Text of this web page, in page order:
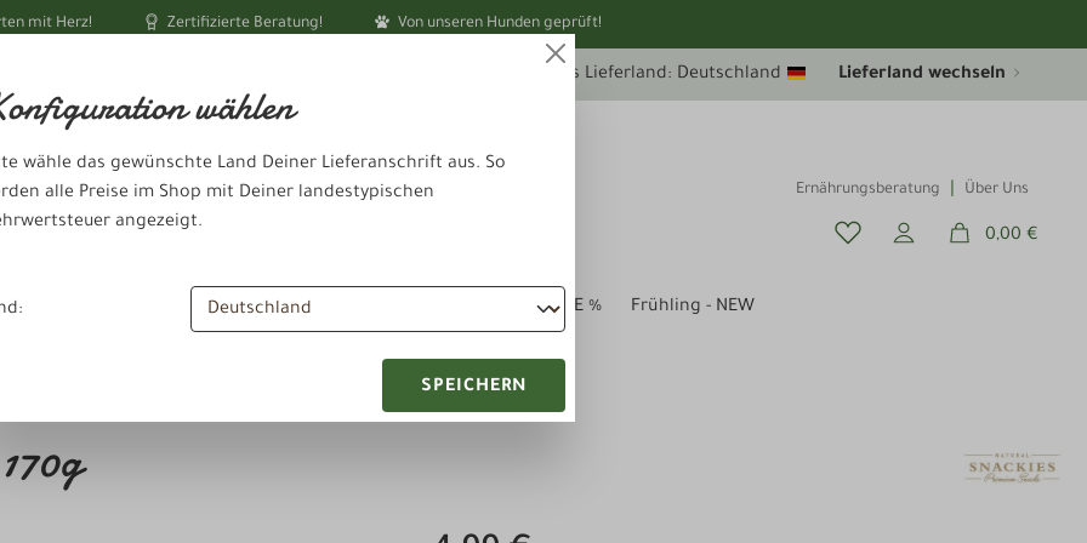
mit Herz! Zertifizierte Beratung! Von unseren Hunden geprüft!
Ihr aktuelles Lieferland: Deutschland Lieferland wechseln
Ernährungsberatung Über Uns
0,00 €
& Pflege Schlafen & Ausruhen SALE % Frühling - NEW
wählen
wähle das gewünschte Land Deiner Lieferanschrift aus. So
alle Preise im Shop mit Deiner landestypischen
angezeigt.
SPEICHERN